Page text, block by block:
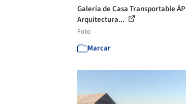
Galería de Casa Transportable
Arquitectura...
Foto
Marcar